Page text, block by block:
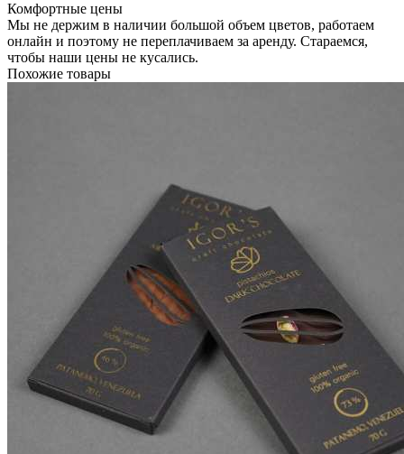
Комфортные цены
Мы не держим в наличии большой объем цветов, работаем
онлайн и поэтому не переплачиваем за аренду. Стараемся,
чтобы наши цены не кусались.
Похожие товары